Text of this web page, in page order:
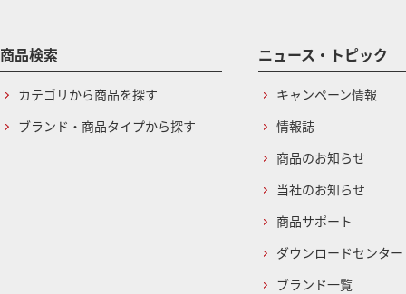
商品検索
カテゴリから商品を探す
ブランド・商品タイプから探す
ニュース・トピック
キャンペーン情報
情報誌
商品のお知らせ
当社のお知らせ
商品サポート
ダウンロードセンター
ブランド一覧